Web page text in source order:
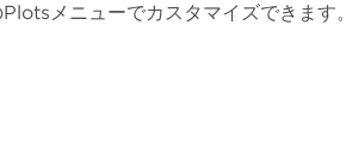
メニューでカスタマイズできます。